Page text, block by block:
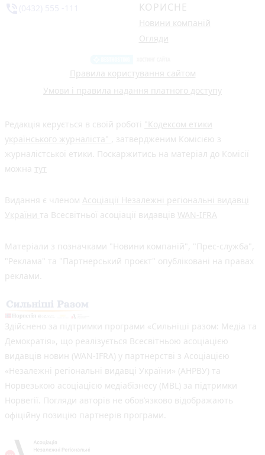
КОРИСНЕ
Новини компаній
Огляди
Правила користування сайтом
Умови і правила надання платного доступу
Редакція керується в своїй роботі "Кодексом етики
українського журналіста" , затвердженим Комісією з
журналістської етики. Поскаржитись на матеріал до Комісії
можна тут
Видання є членом Асоціації Незалежні регіональні видавці
України та Всесвітньої асоціації видавців WAN-IFRA
Матеріали з позначками "Новини компаній", "Прес-служба",
"Реклама" та "Партнерський проєкт" опубліковані на правах
реклами.
Здійснено за підтримки програми «Сильніші разом: Медіа та
Демократія», що реалізується Всесвітньою асоціацією
видавців новин (WAN-IFRA) у партнерстві з Асоціацією
«Незалежні регіональні видавці України» (АНРВУ) та
Норвезькою асоціацією медіабізнесу (MBL) за підтримки
Норвегії. Погляди авторів не обов’язково відображають
офіційну позицію партнерів програми.